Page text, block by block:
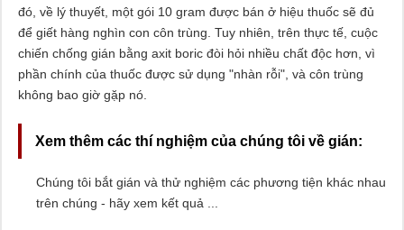
đó, về lý thuyết, một gói 10 gram được bán ở hiệu thuốc sẽ đủ
để giết hàng nghìn con côn trùng. Tuy nhiên, trên thực tế, cuộc
chiến chống gián bằng axit boric đòi hỏi nhiều chất độc hơn, vì
phần chính của thuốc được sử dụng "nhàn rỗi", và côn trùng
không bao giờ gặp nó.
Xem thêm các thí nghiệm của chúng tôi về gián:
Chúng tôi bắt gián và thử nghiệm các phương tiện khác nhau
trên chúng - hãy xem kết quả ...